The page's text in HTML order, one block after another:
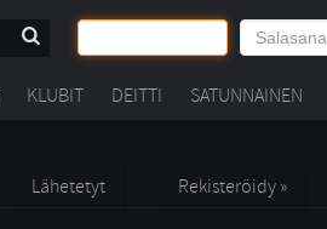
KLUBIT DEITTI SATUNNAINEN
Lähetetyt Rekisteröidy »